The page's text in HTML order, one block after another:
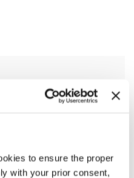
to ensure the proper
with your prior consent,